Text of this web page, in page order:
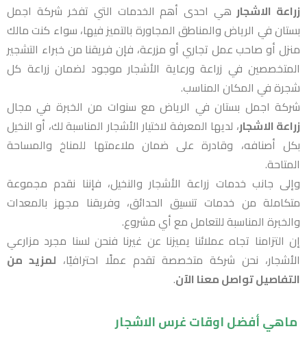
زراعة الاشجار هي احدى أهم الخدمات التي تفخر شركة اجمل
بستان في الرياض والمناطق المجاورة بالتميز فيها، سواء كنت مالك
منزل أو صاحب عمل تجاري أو مزرعة، فإن فريقنا من خبراء التشجير
المتخصصين في زراعة ورعاية الأشجار موجود لضمان زراعة كل
شجرة في المكان المناسب.
شركة اجمل بستان في الرياض مع سنوات من الخبرة في مجال
زراعة الاشجار، لديها المعرفة لاختيار الأشجار المناسبة لك، أو النخيل
بكل أصنافه، وقادرة على ضمان ملاءمتها للمناخ والمساحة
المتاحة.
وإلى جانب خدمات زراعة الأشجار والنخيل، فإننا نقدم مجموعة
متكاملة من خدمات تنسيق الحدائق، وفريقنا مجهز بالمعدات
والخبرة المناسبة للتعامل مع أي مشروع.
إن التزامنا تجاه عملائنا يميزنا عن غيرنا فنحن لسنا مجرد مزارعي
الأشجار، نحن شركة متخصصة تقدم عملًا احترافيًا، لمزيد من
التفاصيل تواصل معنا الآن.
ماهي أفضلاوقات غرس الاشجار